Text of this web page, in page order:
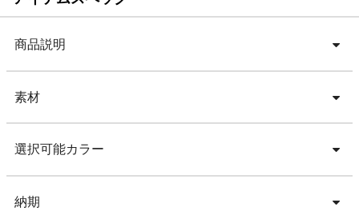
商品説明
素材
選択可能カラー
納期